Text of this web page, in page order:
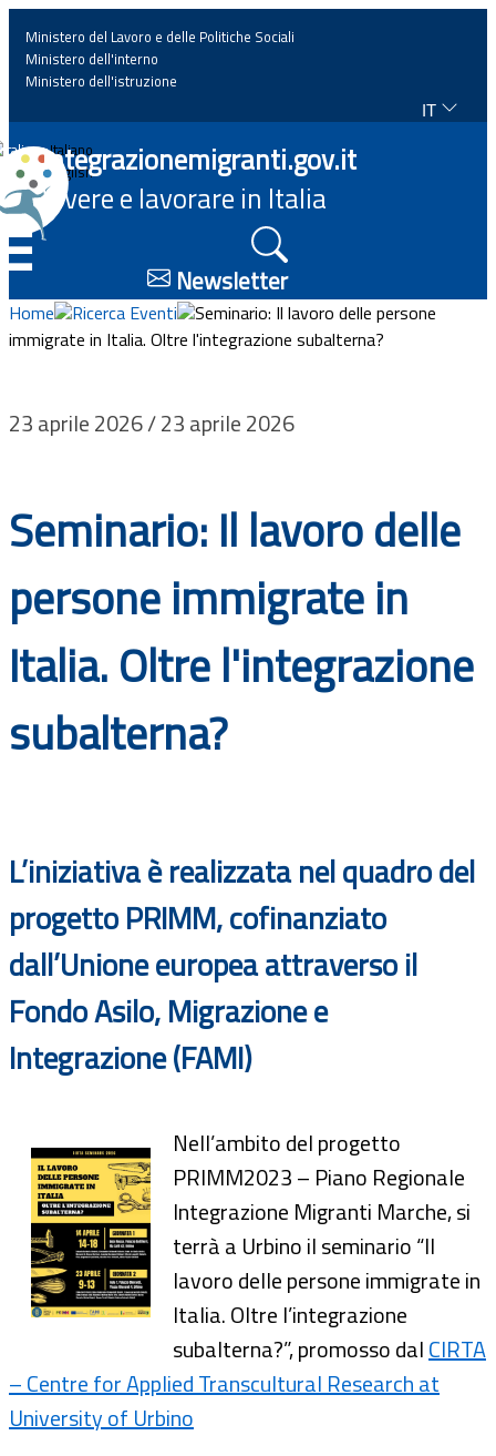
Home
News
Approfondimenti
Eventi
Documenti
Bandi
Guide
Ministero del Lavoro e delle Politiche Sociali
Ministero dell'interno
Ministero dell'istruzione
IT
Italiano
English
Integrazionemigranti.gov.it
Vivere e lavorare in Italia
Newsletter
Home Ricerca Eventi
Seminario: Il lavoro delle persone
immigrate in Italia. Oltre l'integrazione subalterna?
23 aprile 2026 / 23 aprile 2026
Seminario: Il lavoro delle
persone immigrate in
Italia. Oltre l'integrazione
subalterna?
L’iniziativa è realizzata nel quadro del
progetto PRIMM, cofinanziato
dall’Unione europea attraverso il
Fondo Asilo, Migrazione e
Integrazione (FAMI)
Nell’ambito del progetto
PRIMM2023 – Piano Regionale
Integrazione Migranti Marche, si
terrà a Urbinoil seminario “Il
lavoro delle persone immigrate in
Italia. Oltre l’integrazione
subalterna?”, promosso dalCIRTA
– Centre for Applied Transcultural Research at
University of Urbino